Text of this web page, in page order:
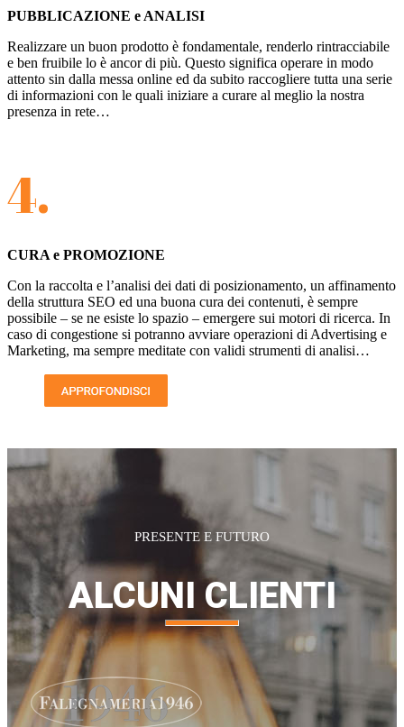
PUBBLICAZIONE e ANALISI
Realizzare un buon prodotto è fondamentale, renderlo rintracciabile
e ben fruibile lo è ancor di più. Questo significa operare in modo
attento sin dalla messa online ed da subito raccogliere tutta una serie
di informazioni con le quali iniziare a curare al meglio la nostra
presenza in rete…
4.
CURA e PROMOZIONE
Con la raccolta e l’analisi dei dati di posizionamento, un affinamento
della struttura SEO ed una buona cura dei contenuti, è sempre
possibile – se ne esiste lo spazio – emergere sui motori di ricerca. In
caso di congestione si potranno avviare operazioni di Advertising e
Marketing, ma sempre meditate con validi strumenti di analisi…
PRESENTE E FUTURO
ALCUNI CLIENTI